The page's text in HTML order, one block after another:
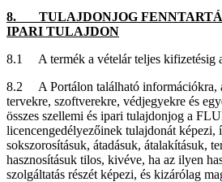
8. TULAJDONJOG
IPARI TULAJDON
8.1 A termék a vételár teljes kifizetésig
8.2 A Portálon található információkra,
tervekre, szoftverekre, védjegyekre és
összes szellemi és ipari tulajdonjog a
licencengedélyezőinek tulajdonát képezi,
sokszorosításuk, átadásuk, átalakításuk,
hasznosításuk tilos, kivéve, ha az ilyen
szolgáltatás részét képezi, és kizárólag